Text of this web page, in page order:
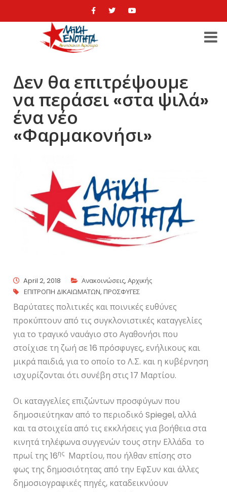
Δεν θα επιτρέψουμε
να περάσει «στα ψιλά»
ένα νέο
«Φαρμακονήσι»
April 2, 2018 Ανακοινώσεις,Αρχικής
ΕΠΙΤΡΟΠΗ ΔΙΚΑΙΩΜΑΤΩΝ,ΠΡΟΣΦΥΓΕΣ
Βαρύτατες πολιτικές και ποινικές ευθύνες
προκύπτουν από τις συγκλονιστικές καταγγελίες
για το τραγικό ναυάγιο στο Αγαθονήσι που
στοίχισε τη ζωή σε 16 πρόσφυγες, ενήλικους και
μικρά παιδιά, για το οποίο το Λ.Σ. και η κυβέρνηση
ισχυρίζονται ότι συνέβη στις 17 Μαρτίου.
Οι καταγγελίες επιζώντων προσφύγων που
δημοσιεύτηκαν από το περιοδικόSpiegel, αλλά
και τα στοιχεία από τις εκκλήσεις για βοήθεια στα
κινητά τηλέφωνα συγγενών τους στην Ελλάδα το
πρωί της 16ης Μαρτίου, που ήλθαν επίσης στο
φως της δημοσιότητας από την ΕφΣυν και άλλες
δημοσιογραφικές πηγές, καταδεικνύουν